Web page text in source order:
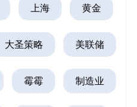
上海 黄金
大圣策略 美联储
霉霉 制造业